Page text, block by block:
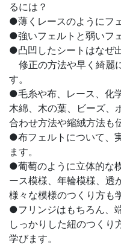
るには？
●薄くレースのようにフ
●強いフェルトと弱いフ
●凸凹したシートはなぜ
修正の方法や早く綺麗
す。
●毛糸や布、レース、化
木綿、木の葉、ビーズ
合わせ方法や縮絨方法も
●布フェルトについて、
ます。
●葡萄のように立体的な
ース模様、年輪模様、
様々な模様のつくり方も
●フリンジはもちろん、
しっかりした紐のつくり
学びます。